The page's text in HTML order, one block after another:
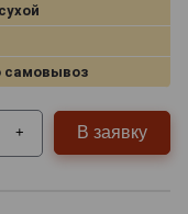
самовывоз
+ В заявку